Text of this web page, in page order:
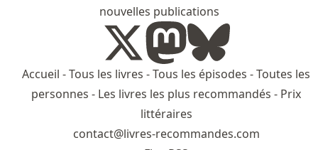
nouvelles publications
Accueil -Tous les livres -Tous les épisodes -Toutes les
personnes - Les livres les plus recommandés - Prix
littéraires
contact@livres-recommandes.com